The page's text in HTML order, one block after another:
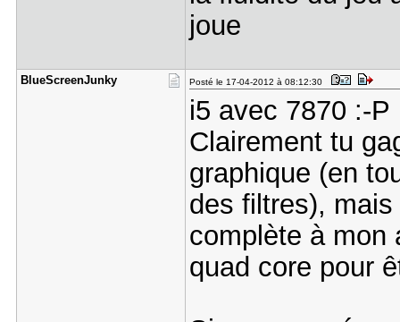
joue
BlueScreen​Junky Posté le 17-04-2012 à 08:12:30
i5 avec 7870 :-P
Clairement tu
graphique (en
des filtres),
complète à mon
quad core pour